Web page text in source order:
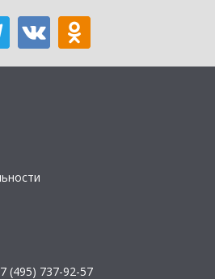
(495) 737-92-57